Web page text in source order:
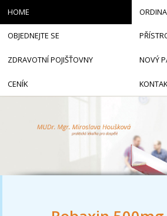
HOME
OBJEDNEJTE SE
ZDRAVOTNÍ POJIŠŤOVNY NOVÝ
CENÍK